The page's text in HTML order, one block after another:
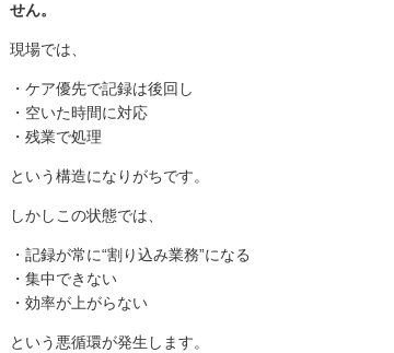
せん。
現場では、
・ケア優先で記録は後回し
・空いた時間に対応
・残業で処理
という構造になりがちです。
しかしこの状態では、
・記録が常に“割り込み業務”になる
・集中できない
・効率が上がらない
という悪循環が発生します。